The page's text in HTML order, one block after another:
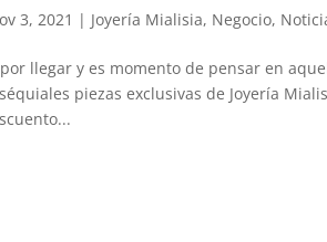
3, 2021 | Joyería Mialisia, Negocio,
llegar y es momento de pensar en
piezas exclusivas de Joyería